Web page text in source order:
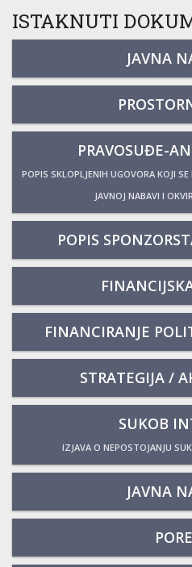
ISTAKNUTI
JAVNA
PRAVOSUĐE-
POPIS SKLOPLJENIH UGOVORA KOJI
JAVNOJ NABAVI I
POPIS
FINANCIRANJE
STRATEGIJA /
SUKOB
IZJAVA O NEPOSTOJANJU
JAVNA